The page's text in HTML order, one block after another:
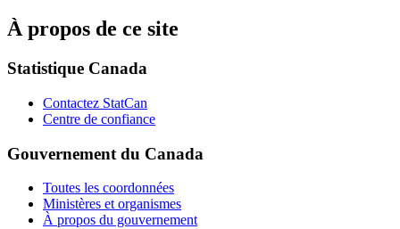
À propos de ce site
Statistique Canada
Contactez StatCan
Centre de confiance
Gouvernement du Canada
Toutes les coordonnées
Ministères et organismes
À propos du gouvernement